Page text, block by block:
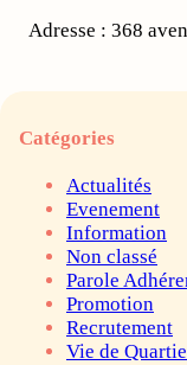
Adresse : 368
Catégories
Actualités
Evenement
Information
Non classé
Parole
Promotion
Recrutement
Vie de